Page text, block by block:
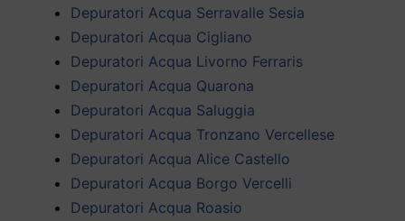
Depuratori Acqua Serravalle Sesia
Depuratori Acqua Cigliano
Depuratori Acqua Livorno Ferraris
Depuratori Acqua Quarona
Depuratori Acqua Saluggia
Depuratori Acqua Tronzano Vercellese
Depuratori Acqua Alice Castello
Depuratori Acqua Borgo Vercelli
Depuratori Acqua Roasio